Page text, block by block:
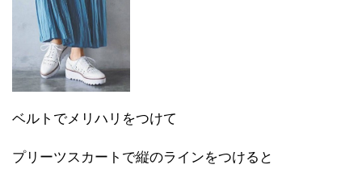
ベルトでメリハリをつけて
プリーツスカートで縦のラインをつけると